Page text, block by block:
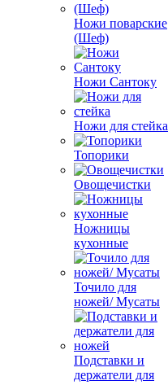
Ножи поварские
(Шеф)
Ножи Сантоку
Ножи для стейка
Топорики
Овощечистки
Ножницы
кухонные
Точило для
ножей/ Мусаты
Подставки и
держатели для